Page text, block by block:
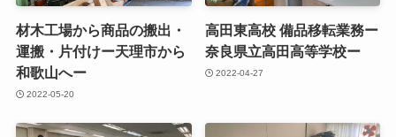
材木工場から商品の搬出・
運搬・片付けー天理市から
和歌山へー
2022-05-20
高田東高校 備品移転業務ー
奈良県立高田高等学校ー
2022-04-27